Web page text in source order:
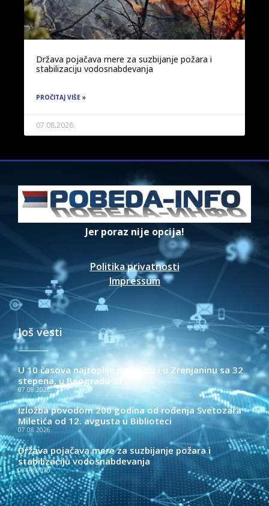
Država pojačava mere za suzbijanje požara i
stabilizaciju vodosnabdevanja
PROČITAJ VIŠE »
07.08.2026.
Jer poraz nije opcija!
Politika privatnosti
Impressum
Još vesti
U 10 časova najtoplije na Paliću i u Zrenjaninu sa 32
stepena, u Beogradu 31
07.08.2026.
Izložba povodom 200 godina od rođenja Svetozara
Miletića od 12. avgusta u Biblioteci
07.08.2026.
Država pojačava mere za suzbijanje požara i
stabilizaciju vodosnabdevanja
07.08.2026.